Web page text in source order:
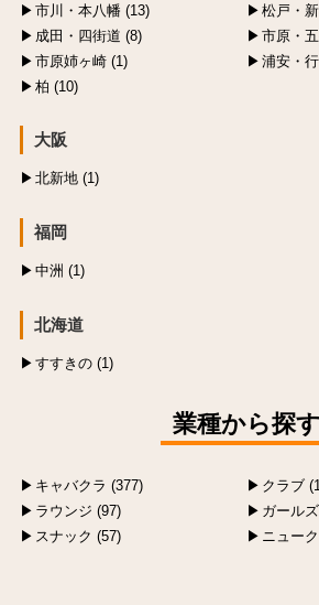
市川・本八幡 (13)
松戸・
成田・四街道 (8)
市原・
市原姉ヶ崎 (1)
浦安・
柏 (10)
大阪
北新地 (1)
福岡
中洲 (1)
北海道
すすきの (1)
業種から探す
キャバクラ (377)
クラブ
ラウンジ (97)
ガール
スナック (57)
ニュー